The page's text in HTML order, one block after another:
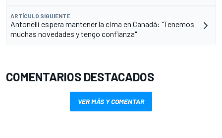
ARTÍCULO SIGUIENTE
Antonelli espera mantener la cima en Canadá: "Tenemos
muchas novedades y tengo confianza"
COMENTARIOS DESTACADOS
VER MÁS Y COMENTAR